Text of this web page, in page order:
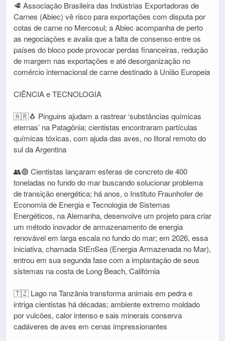
🥩 Associação Brasileira das Indústrias Exportadoras de
Carnes (Abiec) vê risco para exportações com disputa por
cotas de carne no Mercosul; a Abiec acompanha de perto
as negociações e avalia que a falta de consenso entre os
países do bloco pode provocar perdas financeiras, redução
de margem nas exportações e até desorganização no
comércio internacional de carne destinado à União Europeia
CIÊNCIA e TECNOLOGIA
🇦🇷🐧 Pinguins ajudam a rastrear ‘substâncias químicas
eternas’ na Patagônia; cientistas encontraram partículas
químicas tóxicas, com ajuda das aves, no litoral remoto do
sul da Argentina
👥🟢 Cientistas lançaram esferas de concreto de 400
toneladas no fundo do mar buscando solucionar problema
de transição energética; há anos, o Instituto Fraunhofer de
Economia de Energia e Tecnologia de Sistemas
Energéticos, na Alemanha, desenvolve um projeto para criar
um método inovador de armazenamento de energia
renovável em larga escala no fundo do mar; em 2026, essa
iniciativa, chamada StEnSea (Energia Armazenada no Mar),
entrou em sua segunda fase com a implantação de seus
sistemas na costa de Long Beach, Califórnia
🇹🇿 Lago na Tanzânia transforma animais em pedra e
intriga cientistas há décadas; ambiente extremo moldado
por vulcões, calor intenso e sais minerais conserva
cadáveres de aves em cenas impressionantes